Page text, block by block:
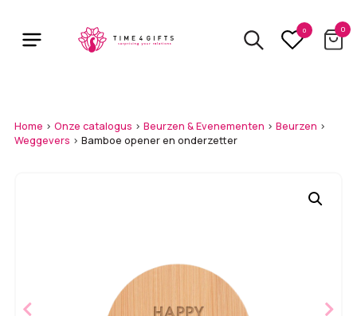
main
0 0
Home > Onze catalogus > Beurzen & Evenementen > Beurzen >
Weggevers > Bamboe opener en onderzetter